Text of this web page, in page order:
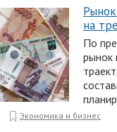
на
По
рынок
Экономика и бизнес